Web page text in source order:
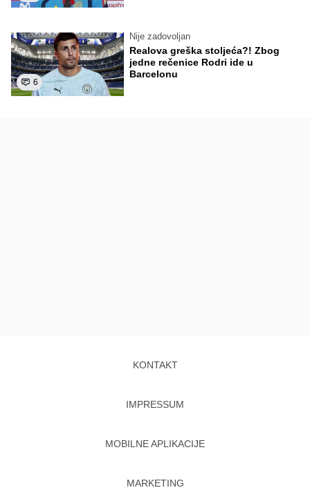
6
Nije zadovoljan
Realova greška stoljeća?! Zbog
jedne rečenice Rodri ide u
Barcelonu
KONTAKT
IMPRESSUM
MOBILNE APLIKACIJE
MARKETING